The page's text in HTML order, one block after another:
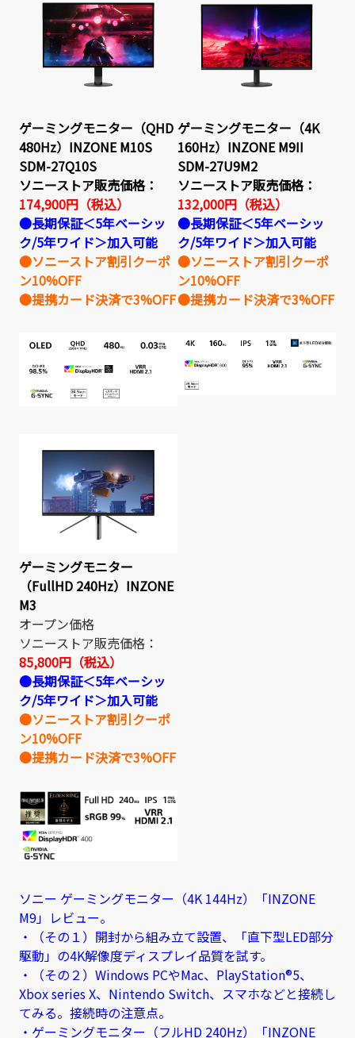
ゲーミングモニター（QHD
480Hz）INZONE M10S
SDM-27Q10S
ソニーストア販売価格：
174,900円（税込）
●長期保証＜5年ベーシッ
ク/5年ワイド＞加入可能
●ソニーストア割引クーポ
ン10%OFF
●提携カード決済で3%OFF
ゲーミングモニター（4K
160Hz）INZONE M9II
SDM-27U9M2
ソニーストア販売価格：
132,000円（税込）
●長期保証＜5年ベーシッ
ク/5年ワイド＞加入可能
●ソニーストア割引クーポ
ン10%OFF
●提携カード決済で3%OFF
ゲーミングモニター
（FullHD 240Hz）INZONE
M3
オープン価格
ソニーストア販売価格：
85,800円（税込）
●長期保証＜5年ベーシッ
ク/5年ワイド＞加入可能
●ソニーストア割引クーポ
ン10%OFF
●提携カード決済で3%OFF
ソニー ゲーミングモニター（4K 144Hz）「INZONE
M9」レビュー。
・（その１）開封から組み立て設置、「直下型LED部分
駆動」の4K解像度ディスプレイ品質を試す。
・（その２）Windows PCやMac、PlayStation®5、
Xbox series X、Nintendo Switch、スマホなどと接続し
てみる。接続時の注意点。
・ゲーミングモニター（フルHD 240Hz）「INZONE